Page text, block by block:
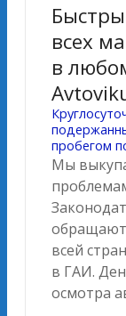
всех
в
пробегом
Мы
всей
в ГАИ.
осмотра